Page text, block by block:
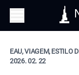
EAU, VIAGEM, ESTILO
2026. 02. 22